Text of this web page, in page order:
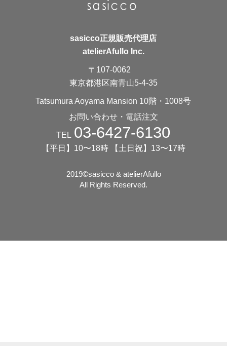
sasicco正規販売代理店
atelierAfullo Inc.
〒107-0062
東京都港区南青山5-4-35
Tatsumura Aoyama Mansion 10階・1008号
お問い合わせ・電話注文
TEL 03-6427-6130
【平日】10〜18時 【土日祝】13〜17時
2019©️sasicco & atelierAfullo
All Rights Reserved.